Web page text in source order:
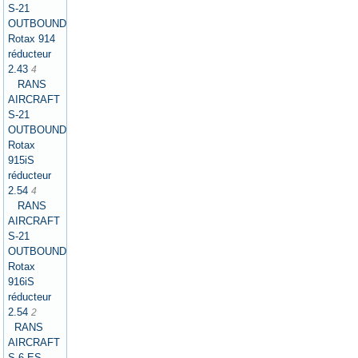
S-21
OUTBOUND
Rotax 914
réducteur
2.43 4
RANS
AIRCRAFT
S-21
OUTBOUND
Rotax
915iS
réducteur
2.54 4
RANS
AIRCRAFT
S-21
OUTBOUND
Rotax
916iS
réducteur
2.54 2
RANS
AIRCRAFT